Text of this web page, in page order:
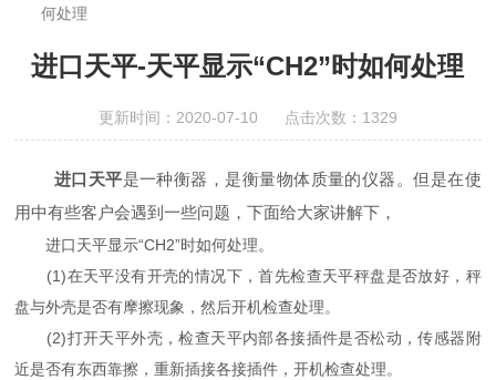
何处理
进口天平-天平显示“CH2”时如何处理
更新时间：2020-07-10 点击次数：1329
进口天平是一种衡器，是衡量物体质量的仪器。但是在使
用中有些客户会遇到一些问题，下面给大家讲解下，
进口天平显示“CH2”时如何处理。
(1)在天平没有开壳的情况下，首先检查天平秤盘是否放好，秤
盘与外壳是否有摩擦现象，然后开机检查处理。
(2)打开天平外壳，检查天平内部各接插件是否松动，传感器附
近是否有东西靠擦，重新插接各接插件，开机检查处理。